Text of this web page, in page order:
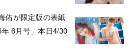
佑が限定版の表紙
6月号」本日4/30